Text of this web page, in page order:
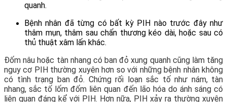
quanh.
Bệnh nhân đã từng có bất kỳ PIH nào trước đây như
thâm mụn, thâm sau chấn thương kéo dài, hoặc sau có
thủ thuật xâm lấn khác.
Đốm nâu hoặc tàn nhang có ban đỏ xung quanh cũng làm tăng
nguy cơ PIH thường xuyên hơn so với những bệnh nhân không
có tình trạng ban đỏ. Chứng rối loạn sắc tố như nám, tàn
nhang, sắc tố lốm đốm liên quan đến lão hóa do ánh sáng có
liên quan đáng kể với PIH. Hơn nữa, PIH xảy ra thường xuyên